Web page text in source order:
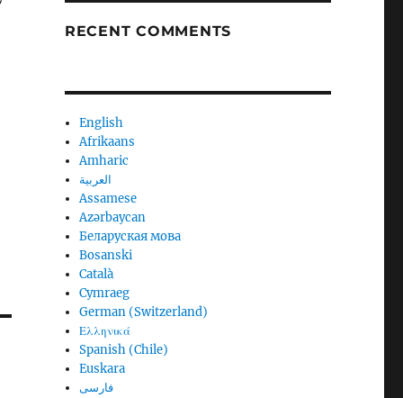
RECENT COMMENTS
English
Afrikaans
Amharic
العربية
Assamese
Azərbaycan
Беларуская мова
Bosanski
Català
Cymraeg
German (Switzerland)
Ελληνικά
Spanish (Chile)
Euskara
فارسی